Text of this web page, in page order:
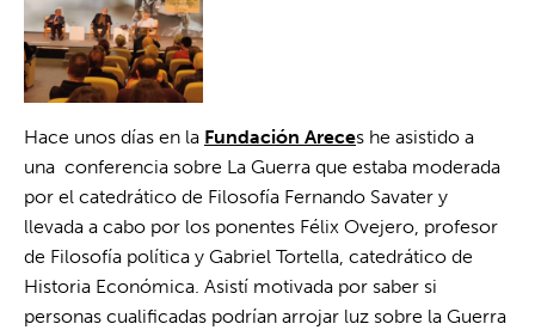
Hace unos días en la Fundación Areces he asistido a
una conferencia sobre La Guerra que estaba moderada
por el catedrático de Filosofía Fernando Savater y
llevada a cabo por los ponentes Félix Ovejero, profesor
de Filosofía política y Gabriel Tortella, catedrático de
Historia Económica. Asistí motivada por saber si
personas cualificadas podrían arrojar luz sobre la Guerra